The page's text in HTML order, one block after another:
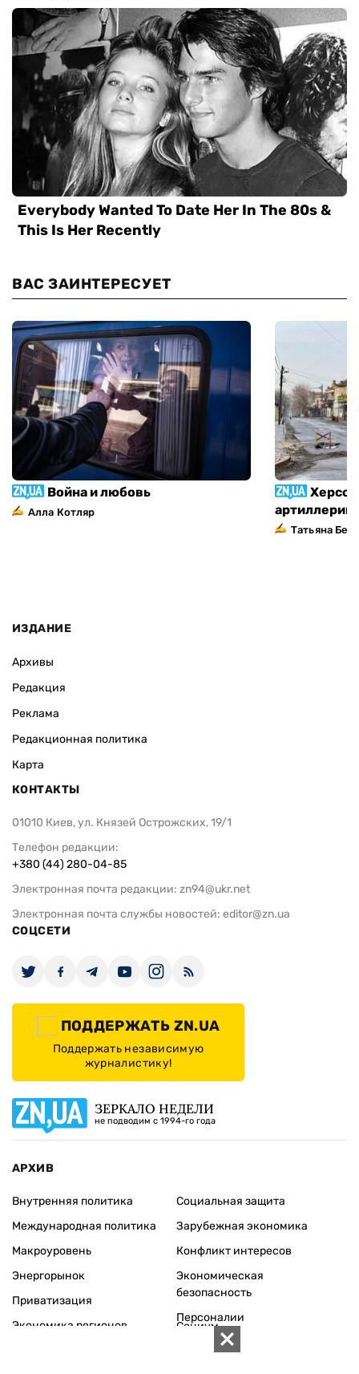
ВАС ЗАИНТЕРЕСУЕТ
Война и любовь
Алла Котляр
Татьяна
ИЗДАНИЕ
Архивы
Редакция
Реклама
Редакционная политика
Карта
КОНТАКТЫ
01010 Киев, ул. Князей Острожских, 19/1
Телефон редакции:
+380 (44) 280-04-85
Электронная почта редакции: zn94@ukr.net
Электронная почта службы новостей: editor@zn.ua
СОЦСЕТИ
ПОДДЕРЖАТЬ ZN.UA
Поддержать независимую
журналистику!
ЗЕРКАЛО НЕДЕЛИ
не подводим с 1994-го года
АРХИВ
Внутренняя политика
Международная политика
Макроуровень
Энергорынок
Приватизация
Экономика регионов
Социальная защита
Зарубежная экономика
Конфликт интересов
Экономическая
безопасность
Персоналии
Социум
История